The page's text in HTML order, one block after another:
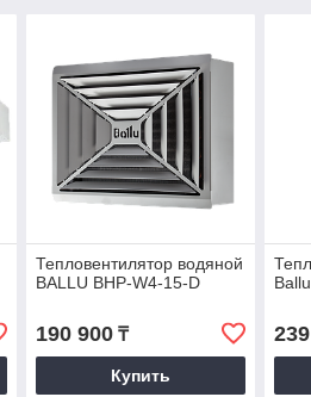
Тепловентилятор водяной
BALLU BHP-W4-15-D
190 900₸
Купить